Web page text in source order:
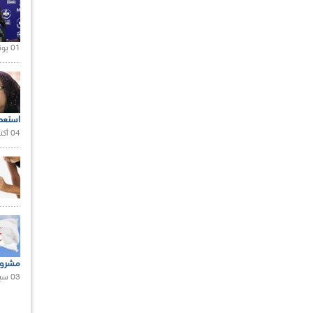
01 يونيو 2021 |
04 أكتوبر 2020 |
03 سبتمبر 2020 |